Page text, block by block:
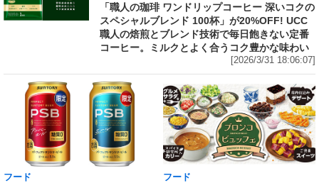
「職人の珈琲 ワンドリップコーヒー 深いコクの
スペシャルブレンド 100杯」が20%OFF! UCC
職人の焙煎とブレンド技術で毎日飽きない定番
コーヒー。ミルクとよく合うコク豊かな味わい
[2026/3/31 18:06:07]
フード フード